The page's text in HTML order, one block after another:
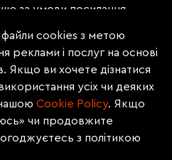
за умови посилання
не нижче третього
яких міститься
відтворення або
заборонено
згоди редакції.
PROMOTED, ЗА
cookies з метою
реклами і послуг на основі
Якщо ви хочете дізнатися
усіх чи деяких
Сookie Policy. Якщо
чи продовжите
з політикою